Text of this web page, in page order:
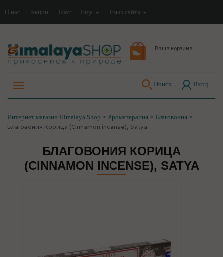
О нас Акции Блог Еще Язык сайта
Ваша корзина
Поиск Вход
Интернет магазин Himalaya Shop > Ароматерапия > Благовония >
Благовония Корица (Cinnamon incense), Satya
БЛАГОВОНИЯ КОРИЦА
(CINNAMON INCENSE), SATYA